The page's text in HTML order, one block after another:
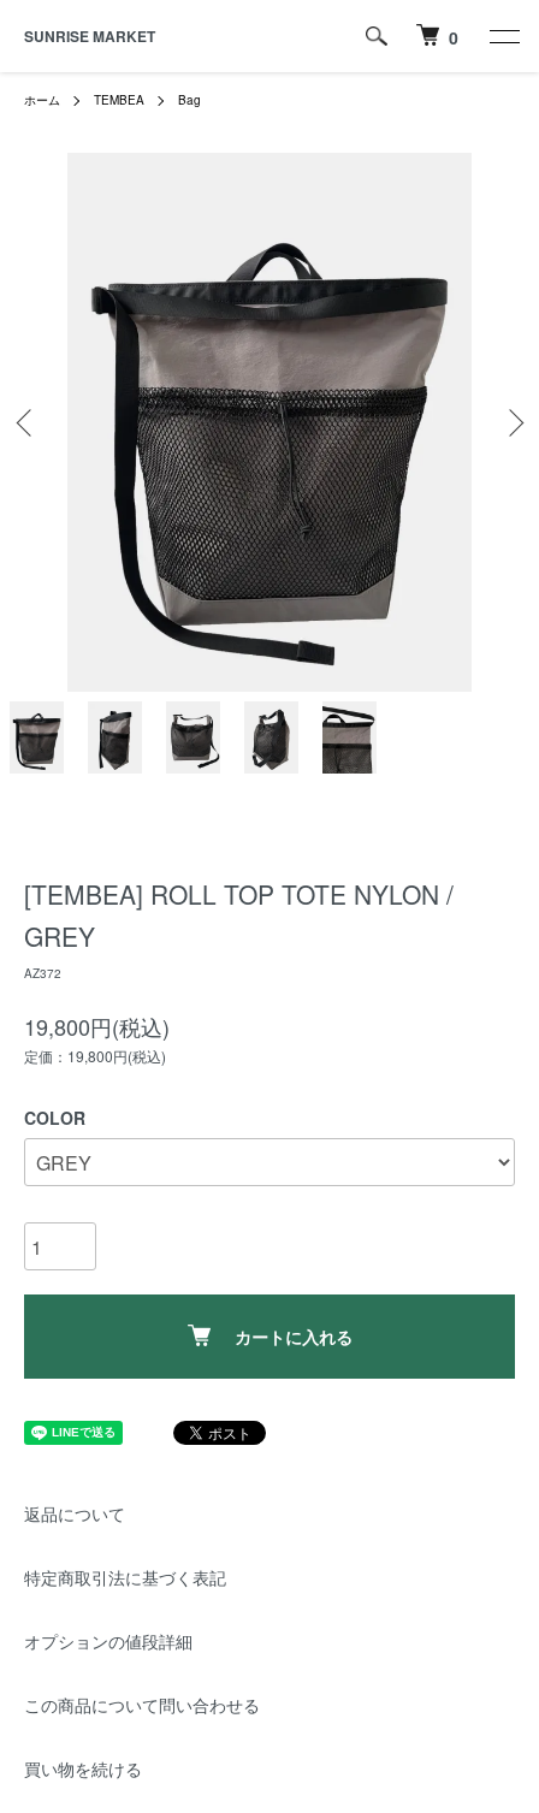
SUNRISE MARKET 0
ホーム TEMBEA Bag
[TEMBEA] ROLL TOP TOTE NYLON /
GREY
AZ372
19,800円(税込)
定価：19,800円(税込)
COLOR
カートに入れる
返品について
特定商取引法に基づく表記
オプションの値段詳細
この商品について問い合わせる
買い物を続ける